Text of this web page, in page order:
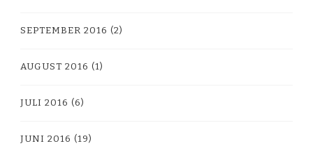
SEPTEMBER 2016 (2)
AUGUST 2016 (1)
JULI 2016 (6)
JUNI 2016 (19)